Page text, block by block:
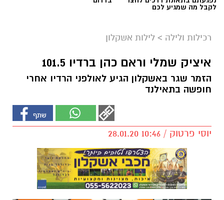
לקבל מה שמגיע לכם
רכילות ולילה > לילות אשקלון
איציק שמלי וראם כהן ברדיו 101.5
הזמר שגר באשקלון הגיע לאולפני הרדיו אחרי
חופשה בתאילנד
יוסי פרטוק / 10:46 28.01.20